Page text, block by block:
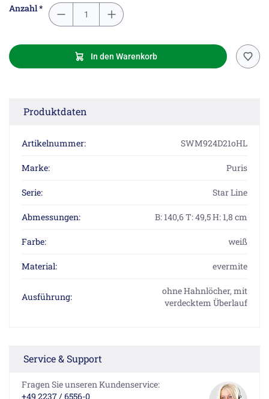
Anzahl *
In den Warenkorb
Produktdaten
Artikelnummer: SWM924D21oHL
Marke: Puris
Serie: Star Line
Abmessungen: B: 140,6 T: 49,5 H: 1,8 cm
Farbe: weiß
Material: evermite
Ausführung:
ohne Hahnlöcher, mit
verdecktem Überlauf
Service & Support
Fragen Sie unseren Kundenservice:
+49 2237 / 6556-0